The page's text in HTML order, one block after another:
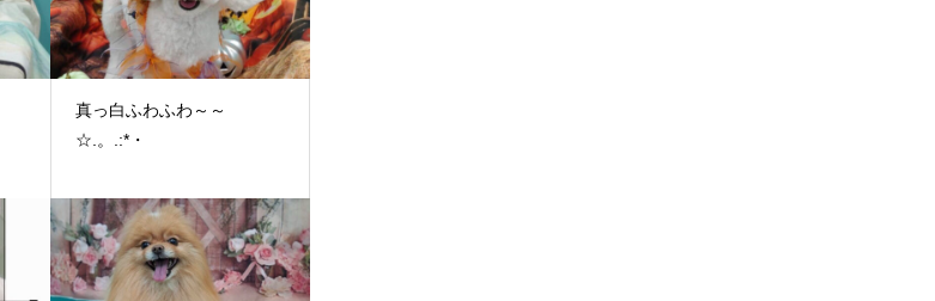
真っ白ふわふわ～～
☆.。.:*・